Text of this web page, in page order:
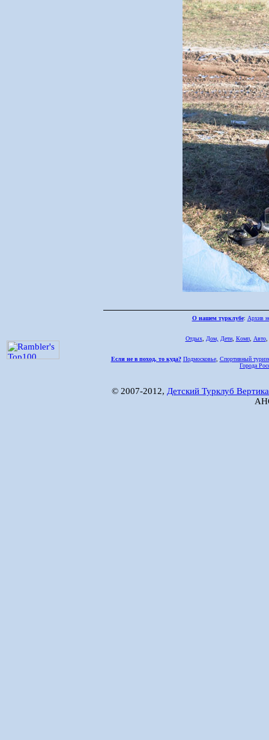
О нашем турклубе: Архив
Отдых, Дом, Дети, Комп, Авто,
Если не в поход, то куда? Подмосковье, Спортивный
Города
© 2007-2012, Детский Турклуб